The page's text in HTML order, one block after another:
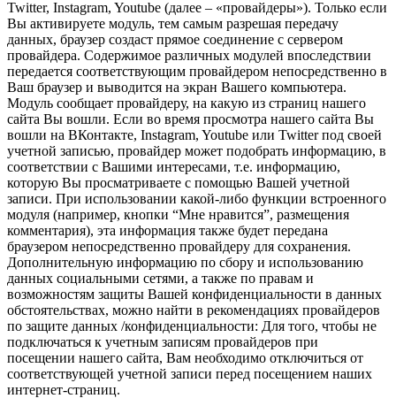
Twitter, Instagram, Youtube (далее – «провайдеры»). Только если
Вы активируете модуль, тем самым разрешая передачу
данных, браузер создаст прямое соединение с сервером
провайдера. Содержимое различных модулей впоследствии
передается соответствующим провайдером непосредственно в
Ваш браузер и выводится на экран Вашего компьютера.
Модуль сообщает провайдеру, на какую из страниц нашего
сайта Вы вошли. Если во время просмотра нашего сайта Вы
вошли на ВКонтакте, Instagram, Youtube или Twitter под своей
учетной записью, провайдер может подобрать информацию, в
соответствии с Вашими интересами, т.е. информацию,
которую Вы просматриваете с помощью Вашей учетной
записи. При использовании какой-либо функции встроенного
модуля (например, кнопки “Мне нравится”, размещения
комментария), эта информация также будет передана
браузером непосредственно провайдеру для сохранения.
Дополнительную информацию по сбору и использованию
данных социальными сетями, а также по правам и
возможностям защиты Вашей конфиденциальности в данных
обстоятельствах, можно найти в рекомендациях провайдеров
по защите данных /конфиденциальности: Для того, чтобы не
подключаться к учетным записям провайдеров при
посещении нашего сайта, Вам необходимо отключиться от
соответствующей учетной записи перед посещением наших
интернет-страниц.